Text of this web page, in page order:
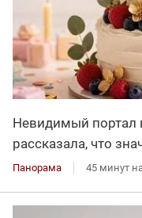
Невидимый портал
рассказала, что
Панорама 45 минут